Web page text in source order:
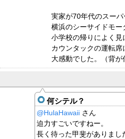
実家が70年代のスー
横浜のシーサイドモー
小学校の帰りによく見
カウンタックの運転
大感動でした。（背が
何シテル？
@HulaHawaiiさん
迫力すごいですねー。
長く待った甲斐がありまし